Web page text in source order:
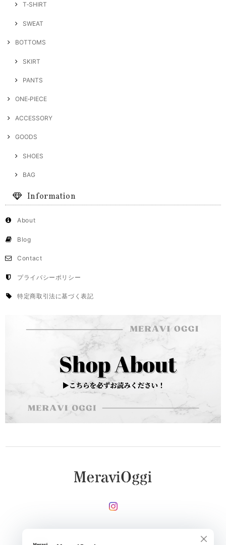
T‐SHIRT
SWEAT
BOTTOMS
SKIRT
PANTS
ONE‐PIECE
ACCESSORY
GOODS
SHOES
BAG
Information
About
Blog
Contact
プライバシーポリシー
特定商取引法に基づく表記